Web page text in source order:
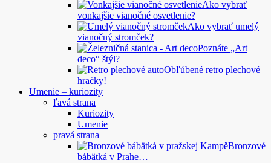
Ako vybrať
vonkajšie vianočné osvetlenie?
Ako vybrať umelý
vianočný stromček?
Poznáte „Art
deco“ štýl?
Obľúbené retro plechové
hračky!
Umenie – kuriozity
ľavá strana
Kuriozity
Umenie
pravá strana
Bronzové
bábätká v Prahe…